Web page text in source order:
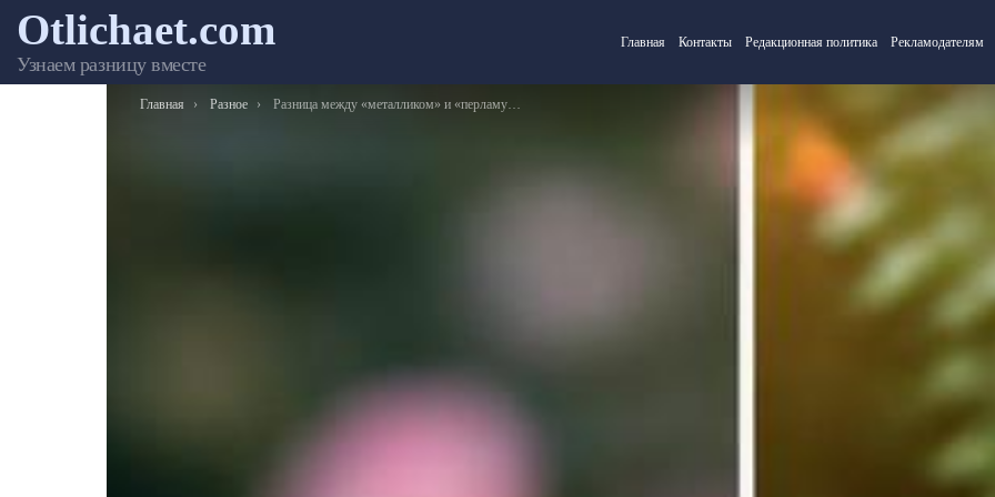
Otlichaet.com
Узнаем разницу вместе
Главная Контакты Редакционная политика Рекламодателям
Вы здесь:
Главная Разное Разница между «металликом» и «перламутром»